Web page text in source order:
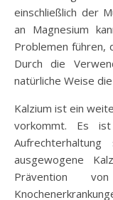
einschließlich der
an Magnesium
Problemen führen,
Durch die
natürliche Weise
Kalzium ist ein
vorkommt. Es
ausgewogene
Prävention